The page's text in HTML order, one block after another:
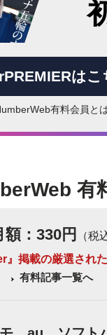
はこ
有料会員と
有
額：330円
（税
掲載の厳選され
有料記事一覧へ